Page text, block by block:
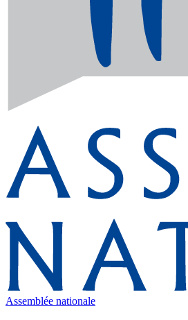
Assemblée nationale